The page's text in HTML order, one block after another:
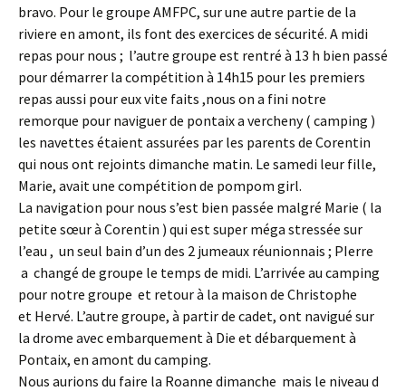
bravo. Pour le groupe AMFPC, sur une autre partie de la
riviere en amont, ils font des exercices de sécurité. A midi
repas pour nous ; l’autre groupe est rentré à 13 h bien passé
pour démarrer la compétition à 14h15 pour les premiers
repas aussi pour eux vite faits ,nous on a fini notre
remorque pour naviguer de pontaix a vercheny ( camping )
les navettes étaient assurées par les parents de Corentin
qui nous ont rejoints dimanche matin. Le samedi leur fille,
Marie, avait une compétition de pompom girl.
La navigation pour nous s’est bien passée malgré Marie ( la
petite sœur à Corentin ) qui est super méga stressée sur
l’eau , un seul bain d’un des 2 jumeaux réunionnais ; PIerre
a changé de groupe le temps de midi. L’arrivée au camping
pour notre groupe et retour à la maison de Christophe
et Hervé. L’autre groupe, à partir de cadet, ont navigué sur
la drome avec embarquement à Die et débarquement à
Pontaix, en amont du camping.
Nous aurions du faire la Roanne dimanche mais le niveau d